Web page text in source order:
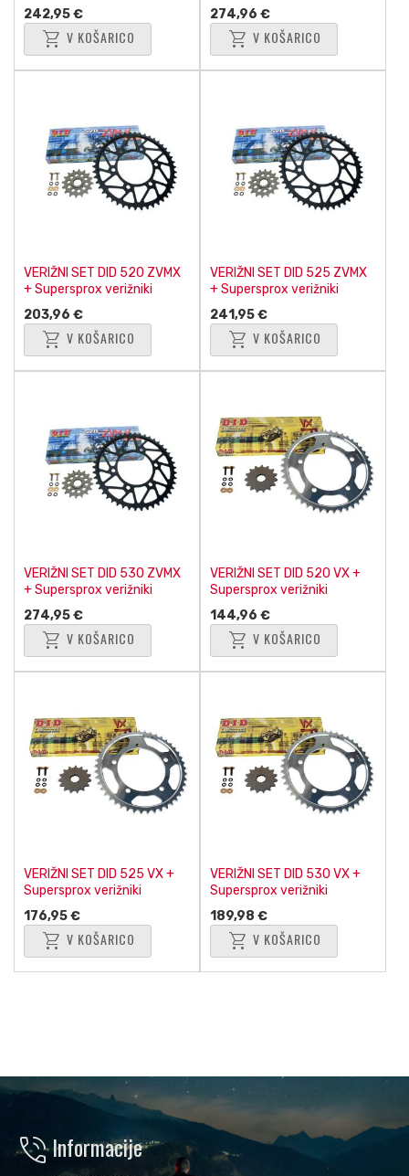
242,95 €
shopping_cart V KOŠARICO
274,96 €
shopping_cart V KOŠARICO
VERIŽNI SET DID 520 ZVMX
+ Supersprox verižniki
203,96 €
shopping_cart V KOŠARICO
VERIŽNI SET DID 525 ZVMX
+ Supersprox verižniki
241,95 €
shopping_cart V KOŠARICO
VERIŽNI SET DID 530 ZVMX
+ Supersprox verižniki
274,95 €
shopping_cart V KOŠARICO
VERIŽNI SET DID 520 VX +
Supersprox verižniki
144,96 €
shopping_cart V KOŠARICO
VERIŽNI SET DID 525 VX +
Supersprox verižniki
176,95 €
shopping_cart V KOŠARICO
VERIŽNI SET DID 530 VX +
Supersprox verižniki
189,98 €
shopping_cart V KOŠARICO
phone_in_talkInformacije